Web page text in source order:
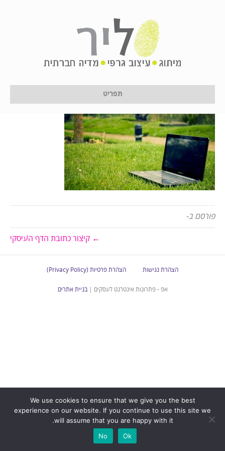
תפריט
notebook-
405755_960_720
פורסם ב-
← קיצור כתובת הדף העיסקי
הצהרת נגישות הצהרת פרטיות (Privacy Policy)
אפ - פתרונות אינטרנט לעסקים |בניית אתרים
We use cookies to ensure that we give you the best
experience on our website. If you continue to use this site we
will assume that you are happy with it.
Ok
No